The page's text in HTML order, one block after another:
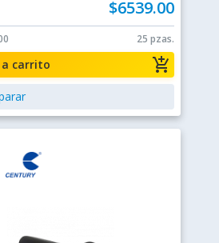
$6539.00
25 pzas.
add_shopping_cart
a carrito